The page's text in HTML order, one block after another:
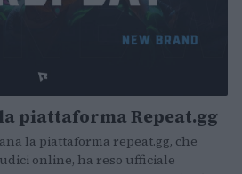
piattaforma Repeat.gg
la piattaforma repeat.gg, che
online, ha reso ufficiale